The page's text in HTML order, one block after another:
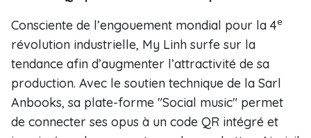
Consciente de l’engouement mondial pour la 4e
révolution industrielle, My Linh surfe sur la
tendance afin d’augmenter l’attractivité de sa
production. Avec le soutien technique de la Sarl
Anbooks, sa plate-forme "Social music" permet
de connecter ses opus à un code QR intégré et